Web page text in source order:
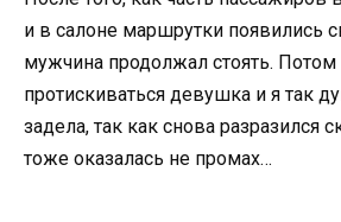
и в салоне маршрутки появились
мужчина продолжал стоять.
протискиваться девушка и я так
задела, так как снова разразился
тоже оказалась не промах…